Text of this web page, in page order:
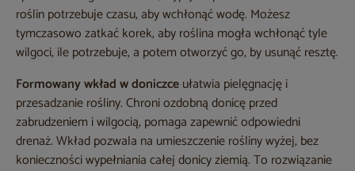
roślin potrzebuje czasu, aby wchłonąć wodę. Możesz
tymczasowo zatkać korek, aby roślina mogła wchłonąć tyle
wilgoci, ile potrzebuje, a potem otworzyć go, by usunąć resztę.
Formowany wkład w doniczceułatwia pielęgnację i
przesadzanie rośliny. Chroni ozdobną donicę przed
zabrudzeniem i wilgocią, pomaga zapewnić odpowiedni
drenaż. Wkład pozwala na umieszczenie rośliny wyżej, bez
konieczności wypełniania całej donicy ziemią. To rozwiązanie